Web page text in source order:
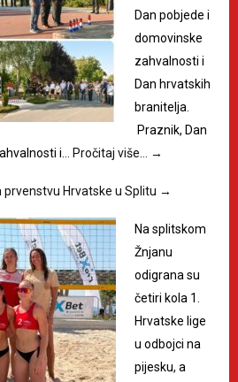
Dan pobjede i
domovinske
zahvalnosti i
Dan hrvatskih
branitelja.
Praznik, Dan
i…
Pročitaj više… →
prvenstvu Hrvatske u Splitu →
Na splitskom
Žnjanu
odigrana su
četiri kola 1.
Hrvatske lige
u odbojci na
pijesku, a